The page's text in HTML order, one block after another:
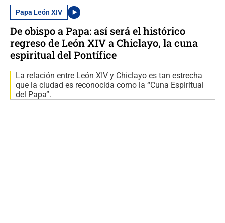
Papa León XIV
De obispo a Papa: así será el histórico
regreso de León XIV a Chiclayo, la cuna
espiritual del Pontífice
La relación entre León XIV y Chiclayo es tan estrecha
que la ciudad es reconocida como la “Cuna Espiritual
del Papa”.